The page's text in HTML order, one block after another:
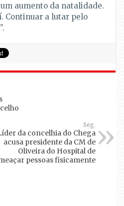
aumento da natalidade.
Continuar a lutar pelo
Seg.
da concelhia do Chega
acusa presidente da CM de
Oliveira do Hospital de
pessoas fisicamente